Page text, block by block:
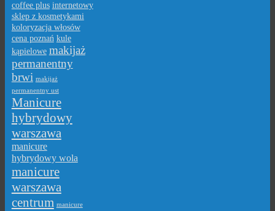
coffee plus internetowy
sklep z kosmetykami
koloryzacja włosów
cena poznań kule
kąpielowe makijaż
permanentny
brwi makijaż
permanentny ust
Manicure
hybrydowy
warszawa
manicure
hybrydowy wola
manicure
warszawa
centrum manicure